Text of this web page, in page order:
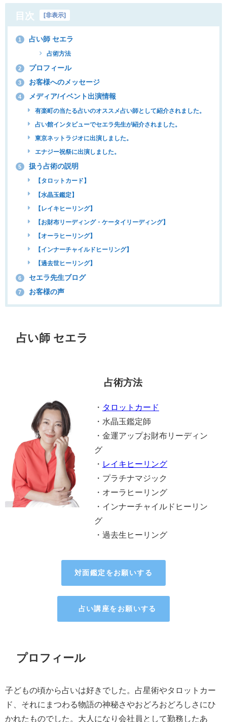
目次 非表示
1 占い師 セエラ
占術方法
2 プロフィール
3 お客様へのメッセージ
4 メディア/イベント出演情報
有楽町の当たる占いのオススメ占い師として紹介されました。
占い館インタビューでセエラ先生が紹介されました。
東京ネットラジオに出演しました。
エナジー祝祭に出演しました。
5 扱う占術の説明
【タロットカード】
【水晶玉鑑定】
【レイキヒーリング】
【お財布リーディング・ケータイリーディング】
【オーラヒーリング】
【インナーチャイルドヒーリング】
【過去世ヒーリング】
6 セエラ先生ブログ
7 お客様の声
占い師 セエラ
占術方法
・ タロットカード
・水晶玉鑑定師®
️・金運アップお財布リーディン
グ
・ レイキヒーリング
・プラチナマジック®️
・オーラヒーリング
・インナーチャイルドヒーリン
グ
・過去生ヒーリング
対面鑑定をお願いする
占い講座をお願いする
プロフィール
子どもの頃から占いは好きでした。占星術やタロットカー
ド、それにまつわる物語の神秘さやおどろおどろしさにひ
かれたものでした。大人になり会社員として勤務したあ